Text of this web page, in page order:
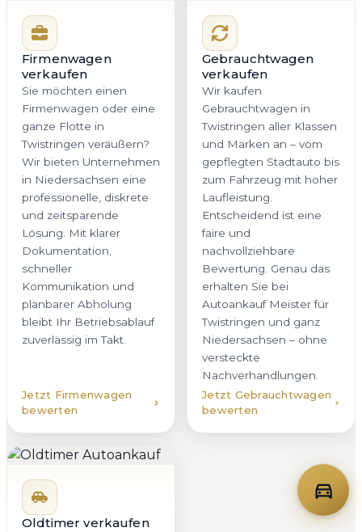
Firmenwagen
verkaufen
Sie möchten einen
Firmenwagen oder eine
ganze Flotte in
Twistringen veräußern?
Wir bieten Unternehmen
in Niedersachsen eine
professionelle, diskrete
und zeitsparende
Lösung. Mit klarer
Dokumentation,
schneller
Kommunikation und
planbarer Abholung
bleibt Ihr Betriebsablauf
zuverlässig im Takt.
Jetzt Firmenwagen
bewerten
Gebrauchtwagen
verkaufen
Wir kaufen
Gebrauchtwagen in
Twistringen aller Klassen
und Marken an – vom
gepflegten Stadtauto bis
zum Fahrzeug mit hoher
Laufleistung.
Entscheidend ist eine
faire und
nachvollziehbare
Bewertung. Genau das
erhalten Sie bei
Autoankauf Meister für
Twistringen und ganz
Niedersachsen – ohne
versteckte
Nachverhandlungen.
Jetzt Gebrauchtwagen
bewerten
Oldtimer verkaufen